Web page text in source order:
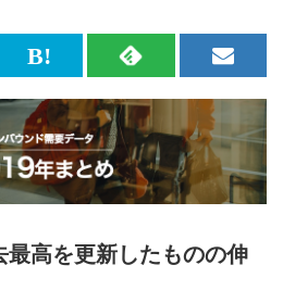
は
て
な
ブ
ッ
マ
RSS
で
記
事
を
読
メ
ル
マ
ガ
登
す
最高を更新したものの伸